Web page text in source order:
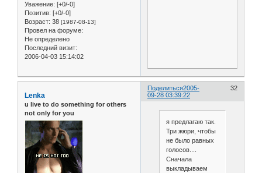
Уважение: [+0/-0]
Позитив: [+0/-0]
Возраст: 38 [1987-08-13]
Провел на форуме:
Не определено
Последний визит:
2006-04-03 15:14:02
Поделиться 32
2005-
09-28 03:39:22
Lenka
u live to do something for others
not only for you
я предлагаю так.
Три жюри, чтобы
не было равных
голосов....
Сначала
выкладываем